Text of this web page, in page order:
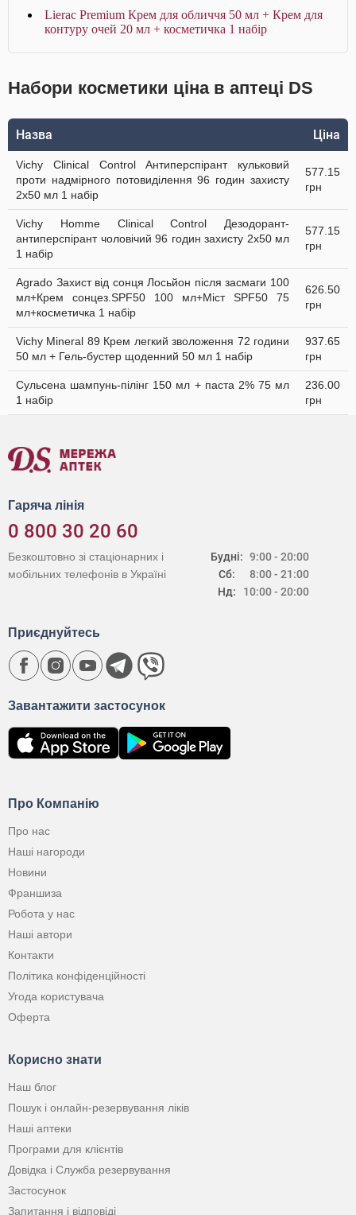
Lierac Premium Крем для обличчя 50 мл + Крем для
контуру очей 20 мл + косметичка 1 набір
Набори косметики ціна в аптеці DS
Назва Ціна
Vichy Clinical Control Антиперспірант кульковий
проти надмірного потовиділення 96 годин захисту
2х50 мл 1 набір
577.15
грн
Vichy Homme Clinical Control Дезодорант-
антиперспірант чоловічий 96 годин захисту 2х50 мл
1 набір
577.15
грн
Agrado Захист від сонця Лосьйон після засмаги 100
мл+Крем сонцез.SPF50 100 мл+Міст SPF50 75
мл+косметичка 1 набір
626.50
грн
Vichy Mineral 89 Крем легкий зволоження 72 години
50 мл + Гель-бустер щоденний 50 мл 1 набір
937.65
грн
Сульсена шампунь-пілінг 150 мл + паста 2% 75 мл
1 набір
236.00
грн
Гаряча лінія
0 800 30 20 60
Будні:
Сб:
Нд:
9:00 - 20:00
8:00 - 21:00
10:00 - 20:00
Безкоштовно зі стаціонарних і
мобільних телефонів в Україні
Про Компанію
Про нас
Наші нагороди
Новини
Франшиза
Робота у нас
Наші автори
Контакти
Політика конфіденційності
Угода користувача
Оферта
Корисно знати
Наш блог
Пошук і онлайн-резервування ліків
Наші аптеки
Програми для клієнтів
Довідка і Служба резервування
Застосунок
Запитання і відповіді
Завантажити застосунок
Приєднуйтесь